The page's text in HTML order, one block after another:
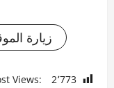
زيارة
Views: 2٬773